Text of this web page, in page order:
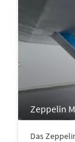
Zeppelin
Das